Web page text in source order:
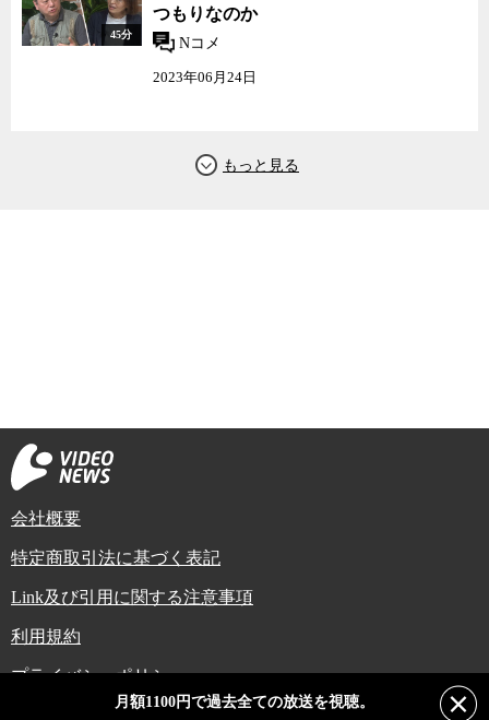
45分
つもりなのか
Nコメ
2023年06月24日
会社概要
特定商取引法に基づく表記
Link及び引用に関する注意事項
利用規約
プライバシーポリシー
Copyright (C) Video News Network. All rights reserved.
月額1100円で過去全ての放送を視聴。